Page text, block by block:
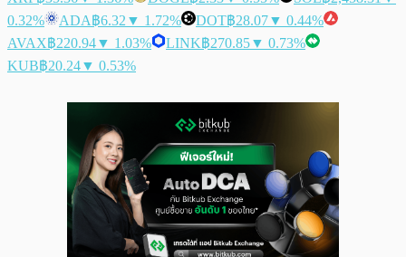
0.32%
ADA฿6.32 ▼ 1.72% DOT฿28.07▼ 0.44%
AVAX฿220.94▼ 1.03% LINK฿270.85▼ 0.73%
KUB฿20.24▼ 0.53%